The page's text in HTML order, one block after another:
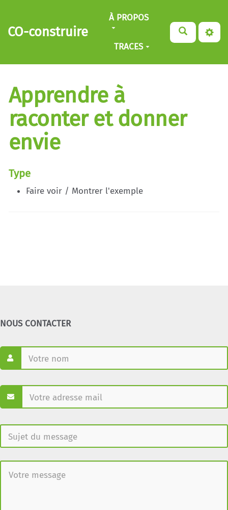
Aller au contenu principal
CO-construire
À PROPOS
TRACES
Apprendre à
raconter et donner
envie
Type
Faire voir / Montrer l'exemple
NOUS CONTACTER